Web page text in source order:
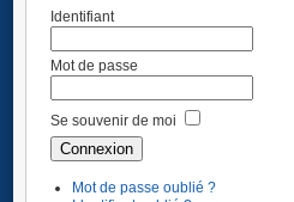
Identifiant
Mot de passe
Se souvenir de moi
Mot de passe oublié ?